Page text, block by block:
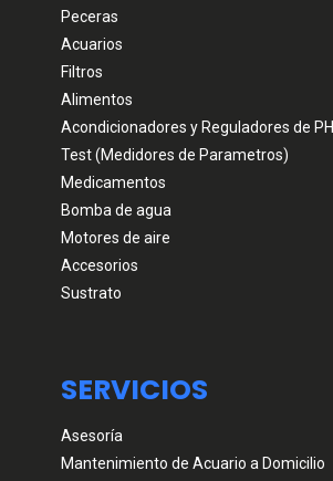
Peceras
Acuarios
Filtros
Alimentos
Acondicionadores y Reguladores de PH
Test (Medidores de Parametros)
Medicamentos
Bomba de agua
Motores de aire
Accesorios
Sustrato
SERVICIOS
Asesoría
Mantenimiento de Acuario a Domicilio